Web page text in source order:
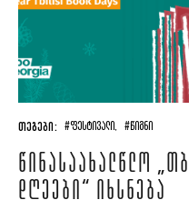
ᲗᲔᲒᲔᲑᲘ: #ᲤᲔᲡᲢᲘᲕᲐᲚᲘ, #ᲬᲘᲒᲜᲘ
ᲬᲘᲜᲐᲡᲐᲐᲮᲐᲚᲬᲚᲝ
ᲓᲦᲔᲔᲑᲘ“ ᲘᲮᲡᲜᲔᲑᲐ